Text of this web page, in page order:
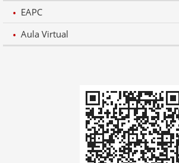
EAPC
Aula Virtual